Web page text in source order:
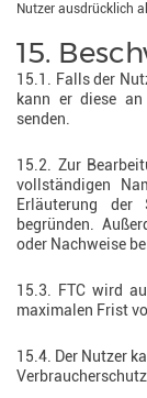
Nutzer ausdrücklich
15.
15.1. Falls der
kann er diese an
senden.
15.2. Zur
vollständigen
Erläuterung der
begründen.
oder Nachweise
15.3. FTC wird
maximalen Frist
15.4. Der Nutzer